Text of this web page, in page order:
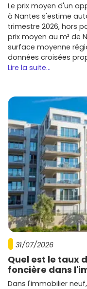
Le prix moyen d'un
à Nantes s'estime
trimestre 2026, hors
prix moyen au m² de
surface moyenne
données croisées
Lire la suite...
31/07/2026
Quel est le taux
foncière dans
Dans l'immobilier